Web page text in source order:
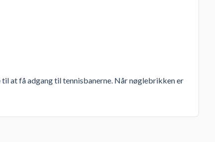
at få adgang til tennisbanerne. Når nøglebrikken er